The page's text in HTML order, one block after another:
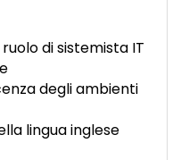
di sistemista IT
degli ambienti
lingua inglese